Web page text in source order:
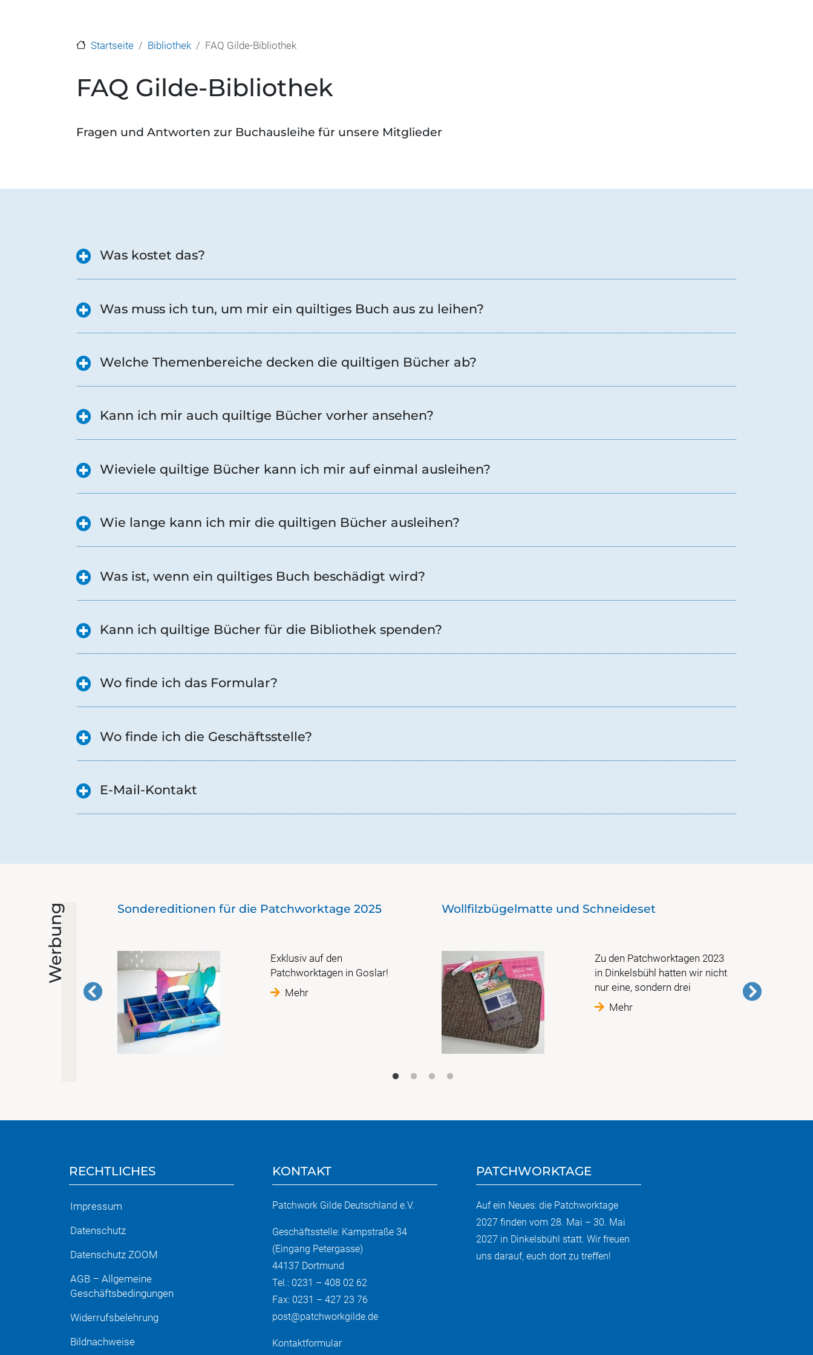
Startseite Bibliothek FAQ Gilde-Bibliothek
FAQ Gilde-Bibliothek
Fragen und Antworten zur Buchausleihe für unsere Mitglieder
Was kostet das?
Was muss ich tun, um mir ein quiltiges Buch aus zu leihen?
Welche Themenbereiche decken die quiltigen Bücher ab?
Kann ich mir auch quiltige Bücher vorher ansehen?
Wieviele quiltige Bücher kann ich mir auf einmal ausleihen?
Wie lange kann ich mir die quiltigen Bücher ausleihen?
Was ist, wenn ein quiltiges Buch beschädigt wird?
Kann ich quiltige Bücher für die Bibliothek spenden?
Wo finde ich das Formular?
Wo finde ich die Geschäftsstelle?
E-Mail-Kontakt
Werbung Sondereditionen für die Patchworktage 2025
Exklusiv auf den
Patchworktagen in Goslar!
Mehr
Wollfilzbügelmatte und Schneideset
Zu den Patchworktagen 2023
in Dinkelsbühl hatten wir nicht
nur eine, sondern drei
Mehr
RECHTLICHES
Impressum
Datenschutz
Datenschutz ZOOM
AGB – Allgemeine
Geschäftsbedingungen
Widerrufsbelehrung
Bildnachweise
KONTAKT
Patchwork Gilde Deutschland e.V.
Geschäftsstelle: Kampstraße 34
(Eingang Petergasse)
44137 Dortmund
Tel.: 0231 – 408 02 62
Fax: 0231 – 427 23 76
post@patchworkgilde.de
Kontaktformular
PATCHWORKTAGE
Auf ein Neues: die Patchworktage
2027 finden vom 28. Mai – 30. Mai
2027 in Dinkelsbühl statt. Wir freuen
uns darauf, euch dort zu treffen!